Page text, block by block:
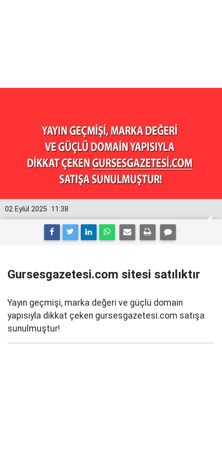
11:38
02 Eylül 2025
Gursesgazetesi.com sitesi satılıktır
Yayın geçmişi, marka değeri ve güçlü domain
yapısıyla dikkat çeken gursesgazetesi.com satışa
sunulmuştur!